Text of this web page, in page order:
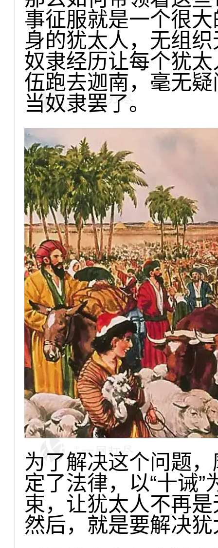
事征服就是一个很
身的犹太人，无组
奴隶经历让每个犹
伍跑去迦南，毫无
当奴隶罢了。
为了解决这个问题
定了法律，以“十诫
束，让犹太人不再
然后，就是要解决